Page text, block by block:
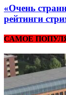
«Очень
рейтинги
САМОЕ